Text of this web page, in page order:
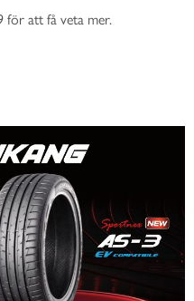
för att få veta mer.